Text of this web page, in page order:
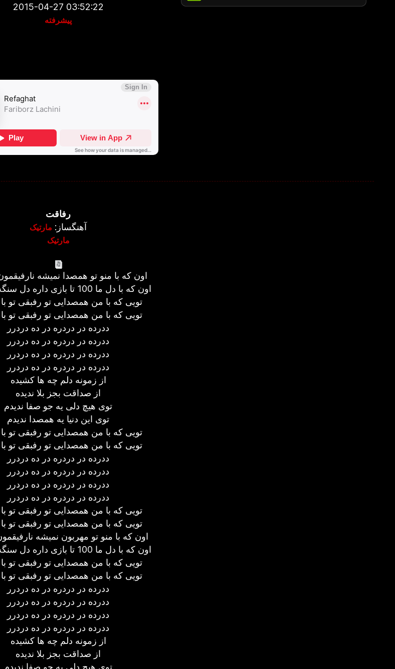
2015-04-27 03:52:22
پیشرفته
رفاقت
آهنگساز: مارتیک
مارتیک
اون که با منو تو همصدا نمیشه
اون که با دل ما 100 تا بازی داره دل سنگه روزگاره
تویی که با من همصدایی تو رفبقی تو
تویی که با من همصدایی تو رفبقی تو
ددرده در دردره در ده دردرر
ددرده در دردره در ده دردرر
ددرده در دردره در ده دردرر
ددرده در دردره در ده دردرر
از زمونه دلم چه ها کشیده
از صداقت بجز بلا ندیده
توی هیچ دلی یه جو صفا ندیدم
توی این دنیا یه همصدا ندیدم
تویی که با من همصدایی تو رفبقی تو
تویی که با من همصدایی تو رفبقی تو
ددرده در دردره در ده دردرر
ددرده در دردره در ده دردرر
ددرده در دردره در ده دردرر
ددرده در دردره در ده دردرر
تویی که با من همصدایی تو رفبقی تو
تویی که با من همصدایی تو رفبقی تو
اون که با منو تو مهربون نمیشه
اون که با دل ما 100 تا بازی داره دل سنگه روزگاره
تویی که با من همصدایی تو رفبقی تو
تویی که با من همصدایی تو رفبقی تو
ددرده در دردره در ده دردرر
ددرده در دردره در ده دردرر
ددرده در دردره در ده دردرر
ددرده در دردره در ده دردرر
از زمونه دلم چه ها کشیده
از صداقت بجز بلا ندیده
توی هیچ دلی یه جو صفا ندیدم